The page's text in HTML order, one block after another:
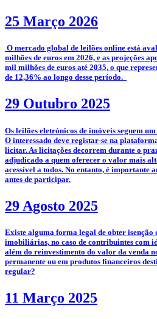
25 Março 2026
O mercado global de leilões online está
milhões de euros em 2026, e as projeções
mil milhões de euros até 2035, o que
de 12,36% ao longo desse período.
29 Outubro 2025
­­Os leilões eletrónicos de imóveis seguem
O interessado deve registar-se na
licitar. As licitações decorrem durante o
adjudicado a quem oferecer o valor mais
acessível a todos. No entanto, é importante
antes de participar.
29 Agosto 2025
­Existe alguma forma legal de obter
imobiliárias, no caso de contribuintes com
além do reinvestimento do valor da venda
permanente ou em produtos financeiros
regular?
11 Março 2025